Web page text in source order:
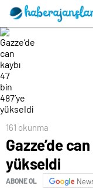
161 okunma
Gazze’de
yükseldi
ABONE OL